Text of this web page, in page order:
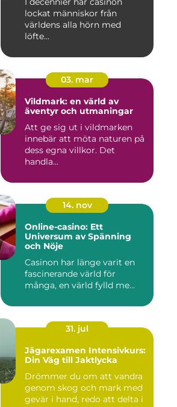
lockat människor från
världens alla hörn med
löfte...
03. mar
Vildmark: en värld av
äventyr och utmaningar
Att ge sig ut i vildmarken
innebär att möta naturen på
dess egna villkor. Det
handla...
14. nov
Online-casino: Ett
Universum av Spänning
och Nöje
Casinon har länge varit en
fascinerande värld för
många, en värld fylld me...
31. jul
Jägarexamen Intensivkurs:
Din Väg till Jaktlycka
Drömmer du om att vandra
genom skog och mark med
gevär i hand, redo att delta i